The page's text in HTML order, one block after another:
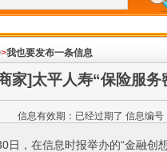
>我也要发布一条信息
家]太平人寿“保险服
信息有效期： 已经过期了 信息编号
在信息时报举办的“金融创